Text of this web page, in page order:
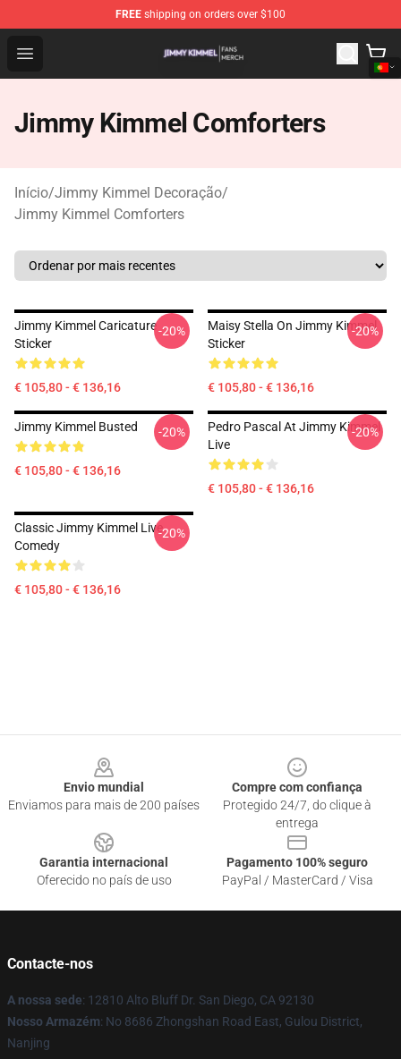
FREE shipping on orders over $100
Open menu
Jimmy Kimmel Shop - Official Jimmy Kimmel
Jimmy Kimmel Comforters
Início/Jimmy Kimmel Decoração/
Jimmy Kimmel Comforters
Jimmy Kimmel Caricature
Sticker
€ 105,80 - € 136,16
-20%
Maisy Stella On Jimmy Kimmel
Sticker
€ 105,80 - € 136,16
-20%
Jimmy Kimmel Busted
€ 105,80 - € 136,16
-20%
Pedro Pascal At Jimmy Kimmel
Live
€ 105,80 - € 136,16
-20%
Classic Jimmy Kimmel Live
Comedy
€ 105,80 - € 136,16
-20%
Envio mundial
Enviamos para mais de 200 países
Compre com confiança
Protegido 24/7, do clique à
entrega
Garantia internacional
Oferecido no país de uso
Pagamento 100% seguro
PayPal / MasterCard / Visa
Contacte-nos
A nossa sede: 12810 Alto Bluff Dr. San Diego, CA 92130
Nosso Armazém: No 8686 Zhongshan Road East, Gulou District,
Nanjing